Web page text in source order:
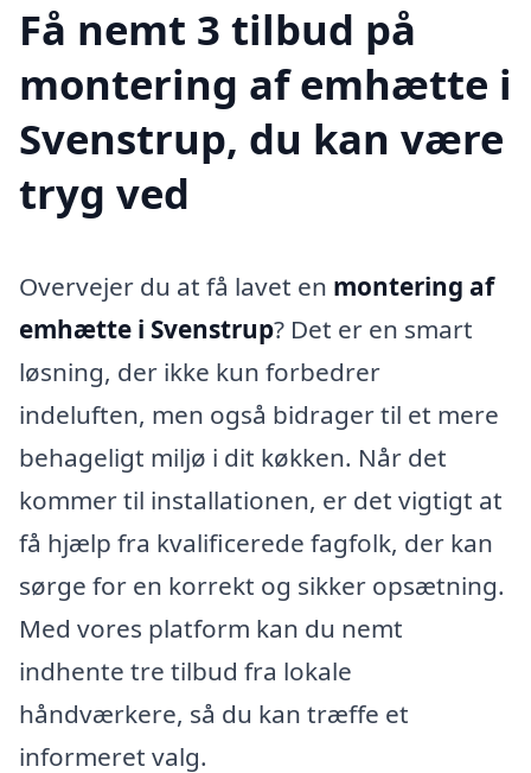
Få nemt 3 tilbud på
montering af emhætte i
Svenstrup, du kan være
tryg ved
Overvejer du at få lavet en montering af
emhætte i Svenstrup? Det er en smart
løsning, der ikke kun forbedrer
indeluften, men også bidrager til et mere
behageligt miljø i dit køkken. Når det
kommer til installationen, er det vigtigt at
få hjælp fra kvalificerede fagfolk, der kan
sørge for en korrekt og sikker opsætning.
Med vores platform kan du nemt
indhente tre tilbud fra lokale
håndværkere, så du kan træffe et
informeret valg.